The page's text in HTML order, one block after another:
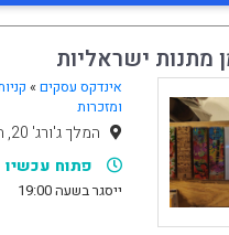
מתנות ישראליות
אינדקס עסקים »
ומזכרות
המלך ג'ורג' 20, תל אביב יפו , תל אביב יפו
פתוח עכשיו
ייסגר בשעה 19:00